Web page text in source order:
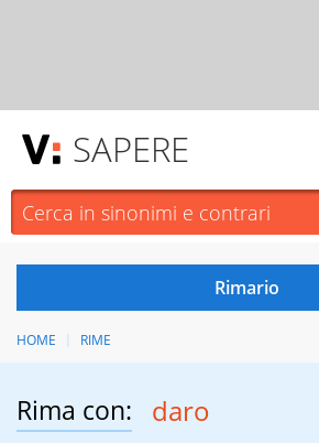
SAPERE
HOME RIME
Rima con: daro